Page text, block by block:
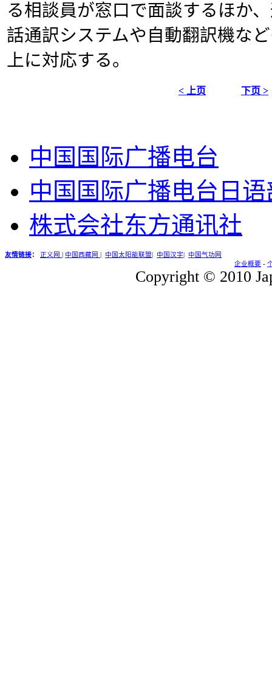
る相談員が窓口で面談するほか
話通訳システムや自動翻訳機な
上に対応する。
< 上页 下页 >
中国国际广播电台
中国国际广播电台日语
株式会社东方通讯社
友情链接： 正义网 中国西藏网 中国太阳能联盟 中国汉字
中国气功网
企业概要 -
Copyright © 2010